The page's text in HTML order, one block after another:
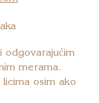
odgovarajućim
merama.
osim ako